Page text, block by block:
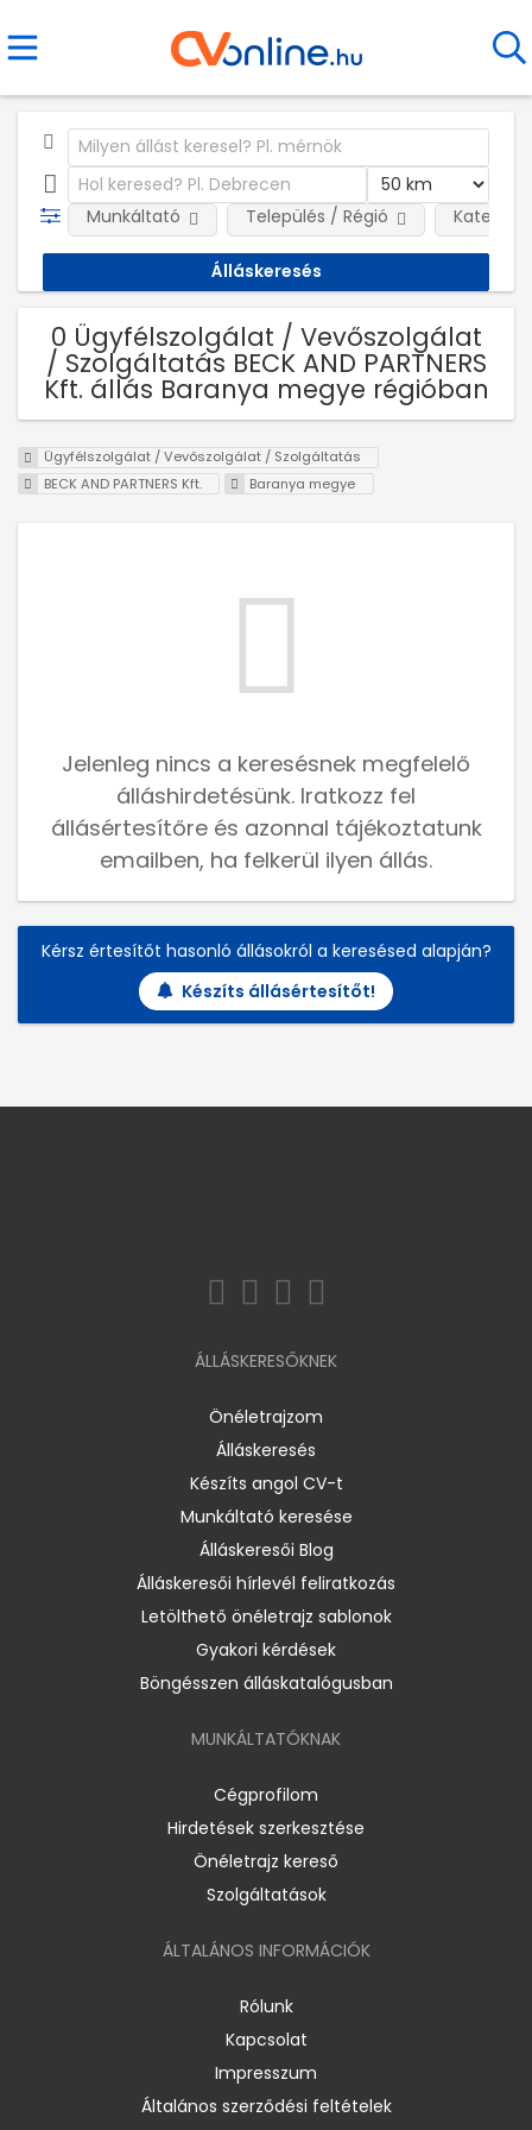
Munkáltató Település / Régió
0 Ügyfélszolgálat / Vevőszolgálat
/ Szolgáltatás BECK AND PARTNERS
Kft. állás Baranya megye régióban
Ügyfélszolgálat / Vevőszolgálat / Szolgáltatás
BECK AND PARTNERS Kft.
Baranya megye
Jelenleg nincs a keresésnek megfelelő
álláshirdetésünk. Iratkozz fel
állásértesítőre és azonnal tájékoztatunk
emailben, ha felkerül ilyen állás.
Kérsz értesítőt hasonló állásokról a keresésed alapján?
Készíts állásértesítőt!
ÁLLÁSKERESŐKNEK
Önéletrajzom
Álláskeresés
Készíts angol CV-t
Munkáltató keresése
Álláskeresői Blog
Álláskeresői hírlevél feliratkozás
Letölthető önéletrajz sablonok
Gyakori kérdések
Böngésszen álláskatalógusban
MUNKÁLTATÓKNAK
Cégprofilom
Hirdetések szerkesztése
Önéletrajz kereső
Szolgáltatások
ÁLTALÁNOS INFORMÁCIÓK
Rólunk
Kapcsolat
Impresszum
Általános szerződési feltételek